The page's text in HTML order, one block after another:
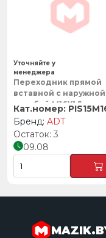
Переходник прямой
вставной с наружной
резьбой M16X1,5 с
кольцом, ADT
ADT
3
09.08
Уточняйте у
менеджера